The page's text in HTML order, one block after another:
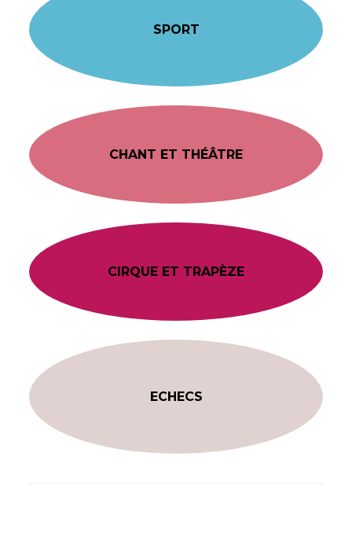
SPORT
CHANT ET THÉÂTRE
CIRQUE ET TRAPÈZE
ECHECS